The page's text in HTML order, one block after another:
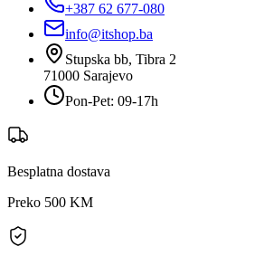
+387 62 677-080
info@itshop.ba
Stupska bb, Tibra 2
71000 Sarajevo
Pon-Pet: 09-17h
Besplatna dostava
Preko 500 KM